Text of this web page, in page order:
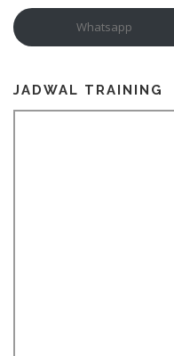
Whatsapp
JADWAL TRAINING